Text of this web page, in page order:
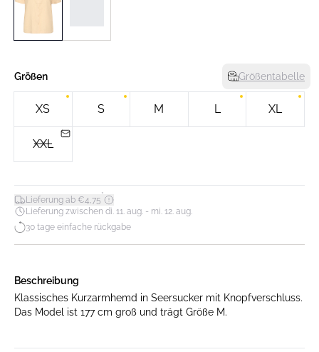
Größen Größentabelle
XS S M L XL
XXL
Lieferung ab €4,75*
Lieferung zwischen di. 11. aug. - mi. 12. aug.
30 tage einfache rückgabe
Beschreibung
Klassisches Kurzarmhemd in Seersucker mit Knopfverschluss.
Das Model ist 177 cm groß und trägt Größe M.